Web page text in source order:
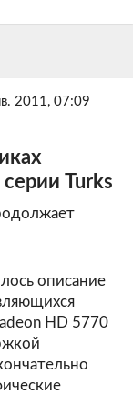
2011, 07:09
Turks
описание
HD 5770